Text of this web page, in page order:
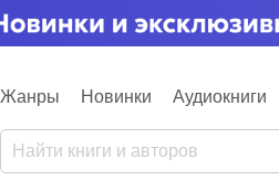
Жанры Новинки Аудиокниги